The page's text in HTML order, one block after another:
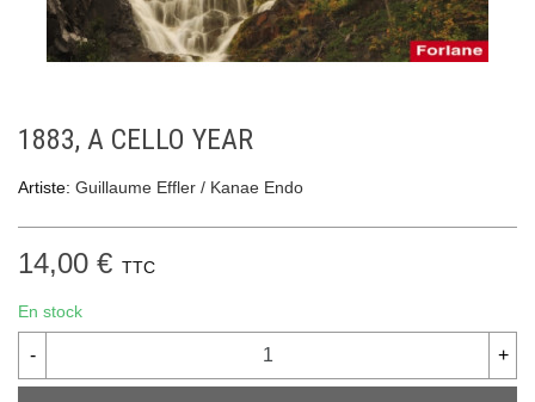
1883, A CELLO YEAR
Artiste: Guillaume Effler / Kanae Endo
14,00 € TTC
En stock
- +